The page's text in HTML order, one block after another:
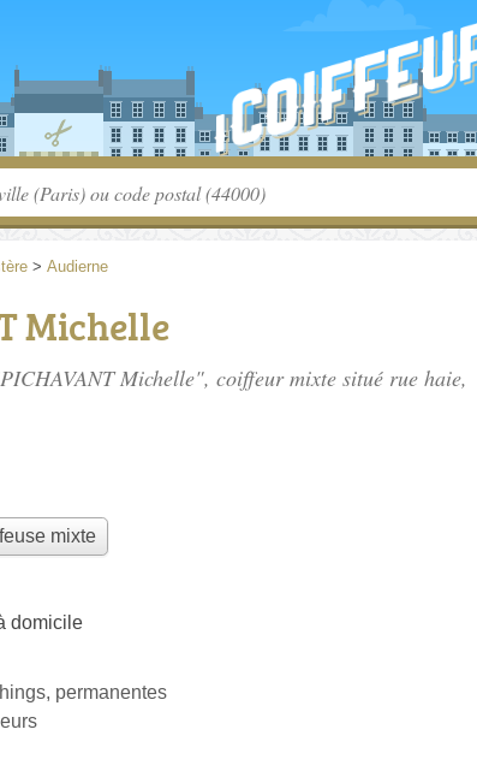
> Audierne
Michelle
Michelle", coiffeur mixte situé rue haie,
mixte
domicile
permanentes